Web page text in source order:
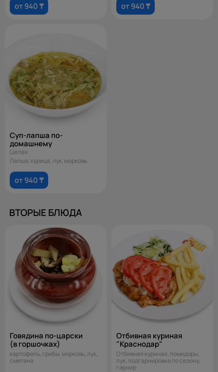
от 940 ₸ от 940 ₸
Суп-лапша по-
домашнему
Целая
Лапша, курица, лук, морковь
от 940 ₸
ВТОРЫЕ БЛЮДА
Говядина по-царски
(в горшочках)
картофель, грибы, морковь, лук,
сметана
Отбивная куриная
"Краснодар"
Отбивная куриная, помидоры,
лук, подгарнировка по сезону,
гарнир